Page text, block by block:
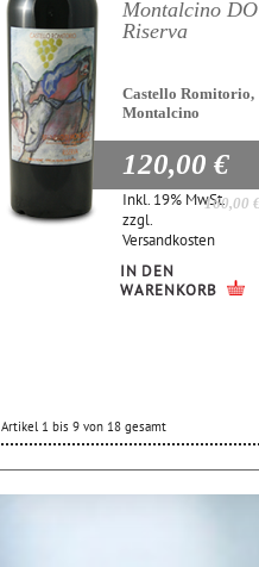
Montalcino
Riserva
Castello Romitorio,
Montalcino
120,00 €
160,00
Inkl. 19% MwSt.
zzgl.
Versandkosten
IN DEN
WARENKORB
Artikel 1 bis 9 von 18 gesamt